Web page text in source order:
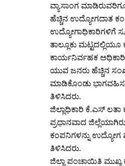
ವ್ಯಾಸಾಂಗ
ಹೆಚ್ಚಿನ ಉದ್ಯೋಗದಾತ
ಉದ್ಯೋಗಾಧಿಕಾರಿಗಳಿಗೆ
ತಾಲ್ಲೂಕು
ಕಾರ್ಯನಿರ್ವಹಕ
ಯುವ ಜನರು ಹೆಚ್ಚಿನ
ಮಾಡಿಕೊಂಡು
ತಿಳಿಸಿದರು.
ಜಿಲ್ಲಾಧಿಕಾರಿ ಕೆ.ಎಸ್ ಲತಾ
ಪ್ರಧಾನವಾದ
ಕಂಪನಿಗಳನ್ನು ಉದ್ಯೋಗ
ತಿಳಿಸಿದರು.
ಜಿಲ್ಲಾ ಪಂಚಾಯಿತಿ